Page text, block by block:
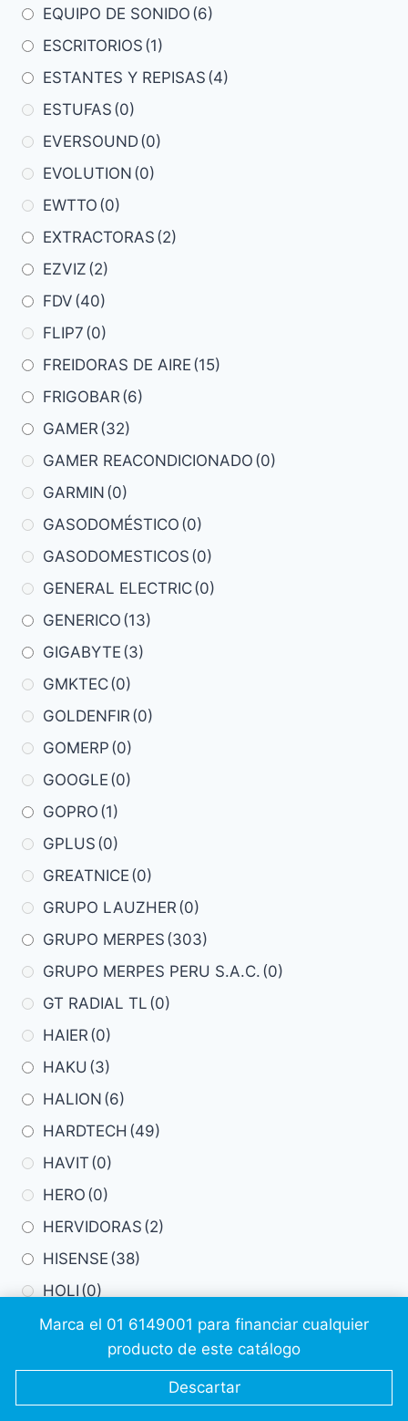
Marca el 01 6149001 para financiar cualquier
producto de este catálogo
Descartar
EQUIPO DE SONIDO (6)
ESCRITORIOS (1)
ESTANTES Y REPISAS (4)
ESTUFAS (0)
EVERSOUND(0)
EVOLUTION (0)
EWTTO (0)
EXTRACTORAS (2)
EZVIZ (2)
FDV (40)
FLIP7 (0)
FREIDORAS DE AIRE (15)
FRIGOBAR(6)
GAMER(32)
GAMER REACONDICIONADO (0)
GARMIN (0)
GASODOMÉSTICO (0)
GASODOMESTICOS (0)
GENERAL ELECTRIC(0)
GENERICO (13)
GIGABYTE (3)
GMKTEC(0)
GOLDENFIR(0)
GOMERP (0)
GOOGLE (0)
GOPRO (1)
GPLUS (0)
GREATNICE (0)
GRUPO LAUZHER(0)
GRUPO MERPES (303)
GRUPO MERPES PERU S.A.C. (0)
GT RADIAL TL (0)
HAIER(0)
HAKU (3)
HALION (6)
HARDTECH (49)
HAVIT (0)
HERO (0)
HERVIDORAS (2)
HISENSE (38)
HOLI (0)
HONOR (89)
HORNOS(5)